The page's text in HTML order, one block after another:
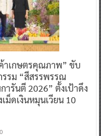
าเกษตรคุณภาพ” ขับ
รรม “สีสรรพรรณ
รันตี 2026” ตั้งเป้าดึง
ม็ดเงินหมุนเวียน 10
0